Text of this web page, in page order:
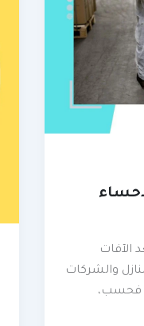
الآفات
والشركات
فحسب،